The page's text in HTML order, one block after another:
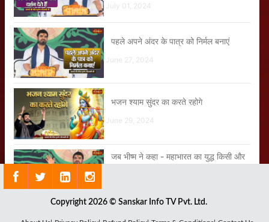
July 01, 2024
पहले अपने अंदर के पात्र को निर्मल बनाएं
June 27, 2024
भजन श्याम सुंदर का करते रहोगे
June 29, 2024
जब भीष्म ने कहा - महाभारत का युद्ध किसी और
Copyright 2026 © Sanskar Info TV Pvt. Ltd.